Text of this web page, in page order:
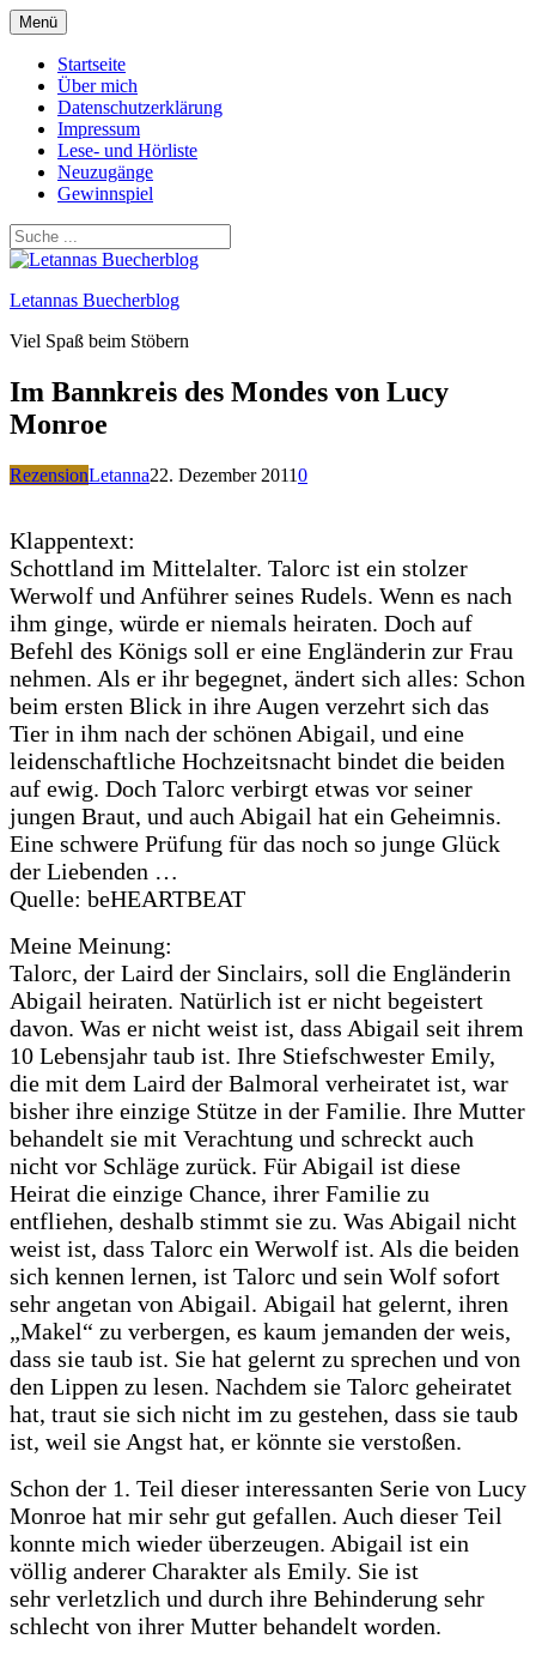
Zum
Inhalt
springen
Menü
Startseite
Über mich
Datenschutzerklärung
Impressum
Lese- und Hörliste
Neuzugänge
Gewinnspiel
Letannas Buecherblog
Viel Spaß beim Stöbern
Im Bannkreis des Mondes von Lucy
Monroe
RezensionLetanna22. Dezember 20110
Klappentext:
Schottland im Mittelalter. Talorc ist ein stolzer
Werwolf und Anführer seines Rudels. Wenn es nach
ihm ginge, würde er niemals heiraten. Doch auf
Befehl des Königs soll er eine Engländerin zur Frau
nehmen. Als er ihr begegnet, ändert sich alles: Schon
beim ersten Blick in ihre Augen verzehrt sich das
Tier in ihm nach der schönen Abigail, und eine
leidenschaftliche Hochzeitsnacht bindet die beiden
auf ewig. Doch Talorc verbirgt etwas vor seiner
jungen Braut, und auch Abigail hat ein Geheimnis.
Eine schwere Prüfung für das noch so junge Glück
der Liebenden …
Quelle: beHEARTBEAT
Meine Meinung:
Talorc, der Laird der Sinclairs, soll die Engländerin
Abigail heiraten. Natürlich ist er nicht begeistert
davon. Was er nicht weist ist, dass Abigail seit ihrem
10 Lebensjahr taub ist. Ihre Stiefschwester Emily,
die mit dem Laird der Balmoral verheiratet ist, war
bisher ihre einzige Stütze in der Familie. Ihre Mutter
behandelt sie mit Verachtung und schreckt auch
nicht vor Schläge zurück. Für Abigail ist diese
Heirat die einzige Chance, ihrer Familie zu
entfliehen, deshalb stimmt sie zu. Was Abigail nicht
weist ist, dass Talorc ein Werwolf ist. Als die beiden
sich kennen lernen, ist Talorc und sein Wolf sofort
sehr angetan von Abigail. Abigail hat gelernt, ihren
„Makel“ zu verbergen, es kaum jemanden der weis,
dass sie taub ist. Sie hat gelernt zu sprechen und von
den Lippen zu lesen. Nachdem sie Talorc geheiratet
hat, traut sie sich nicht im zu gestehen, dass sie taub
ist, weil sie Angst hat, er könnte sie verstoßen.
Schon der 1. Teil dieser interessanten Serie von Lucy
Monroe hat mir sehr gut gefallen. Auch dieser Teil
konnte mich wieder überzeugen. Abigail ist ein
völlig anderer Charakter als Emily. Sie ist
sehr verletzlich und durch ihre Behinderung sehr
schlecht von ihrer Mutter behandelt worden.